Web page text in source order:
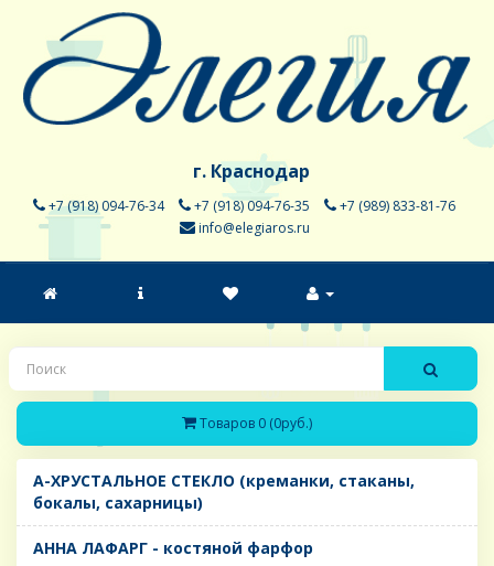
г. Краснодар
+7 (918) 094-76-34 +7 (918) 094-76-35
+7 (989) 833-81-76
info@elegiaros.ru
Товаров 0 (0руб.)
A-ХРУСТАЛЬНОЕ СТЕКЛО (креманки, стаканы,
бокалы, сахарницы)
AHHA ЛАФАРГ - костяной фарфор